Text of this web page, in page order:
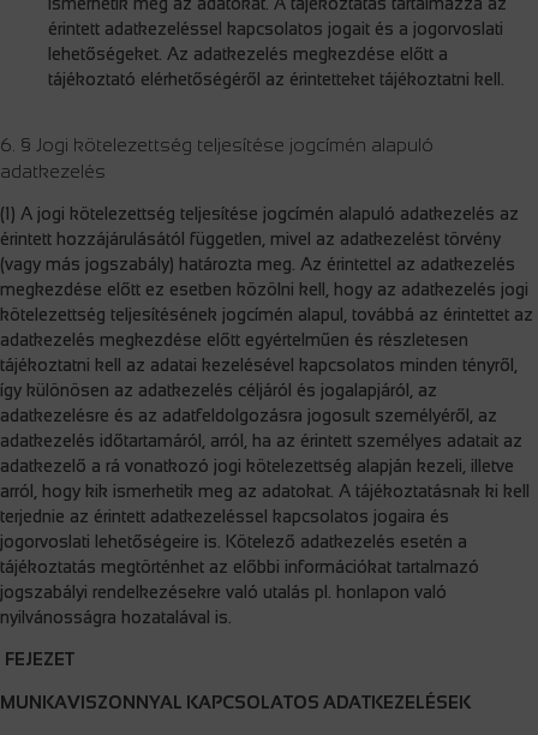
ismerhetik meg az adatokat. A tájékoztatás tartalmazza az
érintett adatkezeléssel kapcsolatos jogait és a jogorvoslati
lehetőségeket. Az adatkezelés megkezdése előtt a
tájékoztató elérhetőségéről az érintetteket tájékoztatni kell.
6. § Jogi kötelezettség teljesítése jogcímén alapuló
adatkezelés
(1) A jogi kötelezettség teljesítése jogcímén alapuló adatkezelés az
érintett hozzájárulásától független, mivel az adatkezelést törvény
(vagy más jogszabály) határozta meg. Az érintettel az adatkezelés
megkezdése előtt ez esetben közölni kell, hogy az adatkezelés jogi
kötelezettség teljesítésének jogcímén alapul, továbbá az érintettet az
adatkezelés megkezdése előtt egyértelműen és részletesen
tájékoztatni kell az adatai kezelésével kapcsolatos minden tényről,
így különösen az adatkezelés céljáról és jogalapjáról, az
adatkezelésre és az adatfeldolgozásra jogosult személyéről, az
adatkezelés időtartamáról, arról, ha az érintett személyes adatait az
adatkezelő a rá vonatkozó jogi kötelezettség alapján kezeli, illetve
arról, hogy kik ismerhetik meg az adatokat. A tájékoztatásnak ki kell
terjednie az érintett adatkezeléssel kapcsolatos jogaira és
jogorvoslati lehetőségeire is. Kötelező adatkezelés esetén a
tájékoztatás megtörténhet az előbbi információkat tartalmazó
jogszabályi rendelkezésekre való utalás pl. honlapon való
nyilvánosságra hozatalával is.
FEJEZET
MUNKAVISZONNYAL KAPCSOLATOS ADATKEZELÉSEK